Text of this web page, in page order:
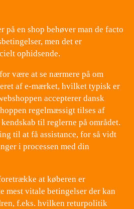
på en shop behøver man de facto
men det er
ophidsende.
være at se nærmere på om
af e-mærket, hvilket typisk er
accepterer dansk
regelmæssigt tilses af
til reglerne på området.
til at få assistance, for så vidt
i processen med din
at køberen er
mest vitale betingelser der kan
f.eks. hvilken returpolitik